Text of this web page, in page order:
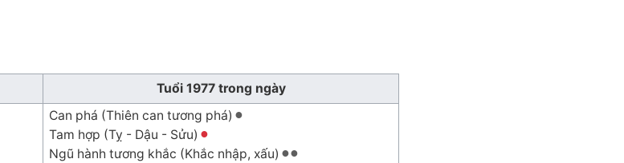
Tuổi 1977 trong ngày
Can phá (Thiên can tương phá)
Tam hợp (Tỵ - Dậu - Sửu)
Ngũ hành tương khắc (Khắc nhập, xấu)